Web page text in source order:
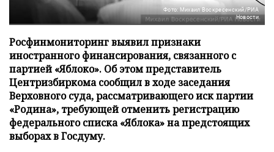
Фото: Михаил Воскресенский/РИА
Новости
Росфинмониторинг выявил признаки
иностранного финансирования, связанного с
партией «Яблоко». Об этом представитель
Центризбиркома сообщил в ходе заседания
Верховного суда, рассматривающего иск партии
«Родина», требующей отменить регистрацию
федерального списка «Яблока» на предстоящих
выборах в Госдуму.